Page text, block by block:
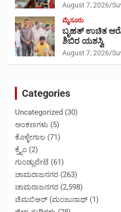
August 7, 2026
ಮೈಸೂರು
ಬೃಹತ್ ಉಚಿತ
ಶಿಬಿರ ಯಶಸ್ವಿ
August 7, 2026
Categories
Uncategorized (30)
ಅಂಕಣಗಳು (5)
ಕೊಳ್ಳೇಗಾಲ (71)
ಕ್ರೈಂ (2)
ಗುಂಡ್ಲುಪೇಟೆ (61)
ಚಾಮರಾಜನಗರ (263)
ಚಾಮರಾಜನಗರ (2,598)
ಚಿಮಬಿಆರ್ (ಮಂಜುನಾಥ್ (1)